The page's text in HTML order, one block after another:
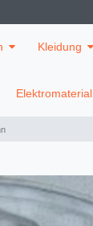
Kleidung
Elektromaterial